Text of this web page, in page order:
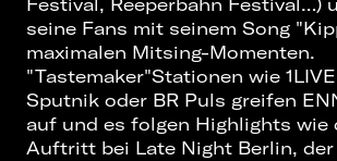
seine Fans mit seinem Song
maximalen Mitsing-Momenten.
"Tastemaker"Stationen wie
Sputnik oder BR Puls greifen
auf und es folgen Highlights wie
Auftritt bei Late Night Berlin, der